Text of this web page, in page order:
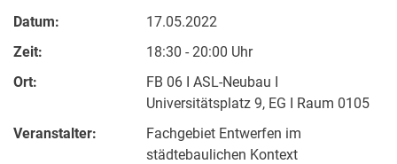
Datum:
17.05.2022
Zeit:
18:30 - 20:00 Uhr
Ort:
FB 06 I ASL-Neubau I
Universitätsplatz 9, EG I Raum 0105
Veranstalter:
Fachgebiet Entwerfen im
städtebaulichen Kontext